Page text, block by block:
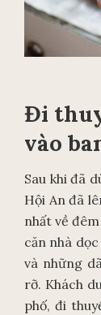
Đi
vào
Sau khi đã
Hội An đã
nhất về
căn nhà
và những
rỡ. Khách
phố, đi